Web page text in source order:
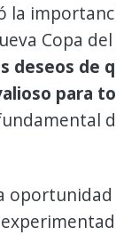
la
Copa
deseos de
para